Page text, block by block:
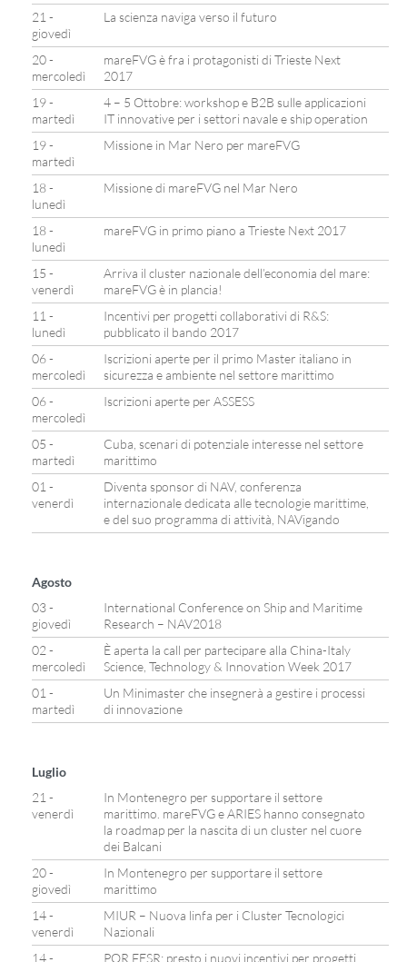
21 -
giovedì
La scienza naviga verso il futuro
20 -
mercoledì
mareFVG è fra i protagonisti di Trieste Next
2017
19 -
martedì
4 – 5 Ottobre: workshop e B2B sulle applicazioni
IT innovative per i settori navale e ship operation
19 -
martedì
Missione in Mar Nero per mareFVG
18 -
lunedì
Missione di mareFVG nel Mar Nero
18 -
lunedì
mareFVG in primo piano a Trieste Next 2017
15 -
venerdì
Arriva il cluster nazionale dell’economia del mare:
mareFVG è in plancia!
11 -
lunedì
Incentivi per progetti collaborativi di R&S:
pubblicato il bando 2017
06 -
mercoledì
Iscrizioni aperte per il primo Master italiano in
sicurezza e ambiente nel settore marittimo
06 -
mercoledì
Iscrizioni aperte per ASSESS
05 -
martedì
Cuba, scenari di potenziale interesse nel settore
marittimo
01 -
venerdì
Diventa sponsor di NAV, conferenza
internazionale dedicata alle tecnologie marittime,
e del suo programma di attività, NAVigando
Agosto
03 -
giovedì
International Conference on Ship and Maritime
Research – NAV2018
02 -
mercoledì
È aperta la call per partecipare alla China-Italy
Science, Technology & Innovation Week 2017
01 -
martedì
Un Minimaster che insegnerà a gestire i processi
di innovazione
Luglio
21 -
venerdì
In Montenegro per supportare il settore
marittimo. mareFVG e ARIES hanno consegnato
la roadmap per la nascita di un cluster nel cuore
dei Balcani
20 -
giovedì
In Montenegro per supportare il settore
marittimo
14 -
venerdì
MIUR – Nuova linfa per i Cluster Tecnologici
Nazionali
14 -
POR FESR: presto i nuovi incentivi per progetti